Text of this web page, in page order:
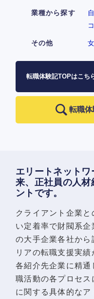
業種から探す
その他
転職体験記TOPはこち
転職
エリートネット
来、正社員の人材
ントです。
クライアント企業
い定着率で財閥系
の大手企業各社から
リアの転職支援実績
各紹介先企業に精
職活動の各プロセ
に関する具体的な